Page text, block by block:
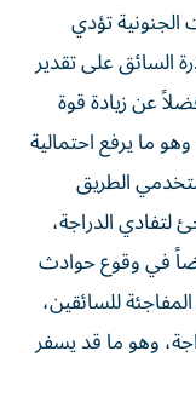
تؤدي
السائق على تقدير
عن زيادة قوة
ما يرفع احتمالية
الطريق
لتفادي الدراجة،
في وقوع حوادث
للسائقين،
وهو ما قد يسفر